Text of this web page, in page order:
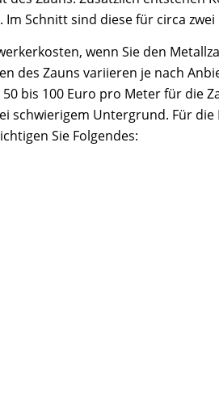
Im Schnitt sind diese für circa
wenn Sie den
des Zauns variieren je nach
bis 100 Euro pro Meter für die
schwierigem Untergrund. Für
Sie Folgendes: